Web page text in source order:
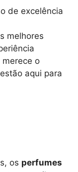
de excelência
melhores
o
aqui para
os perfumes